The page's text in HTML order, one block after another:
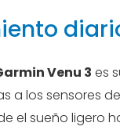
Venu 3 es
a los sensores
el sueño ligero